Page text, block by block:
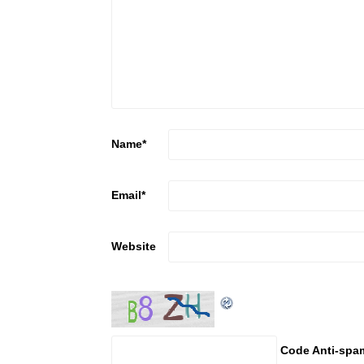
Name*
Email*
Website
Code Anti-